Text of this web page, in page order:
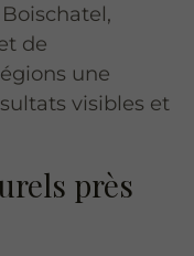
de
une
visibles et
près